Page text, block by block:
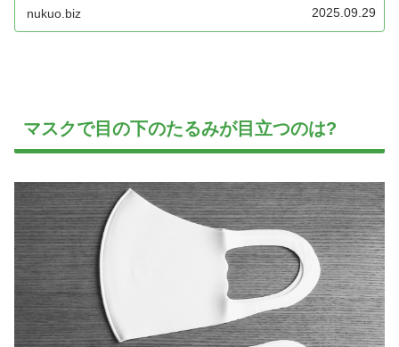
ッションとの組み合わせによって違和感が出やすいなどの
デメリットもあります。本記事では「ダイヤモンドマスク
nukuo.biz 2025.09.29
マスクで目の下のたるみが目立つのは?